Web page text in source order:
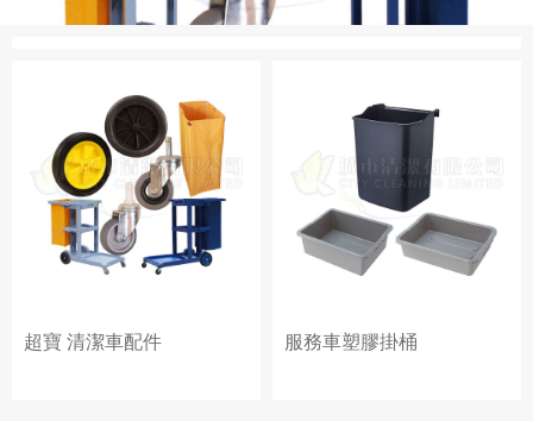
超寶 清潔車配件 服務車塑膠掛桶